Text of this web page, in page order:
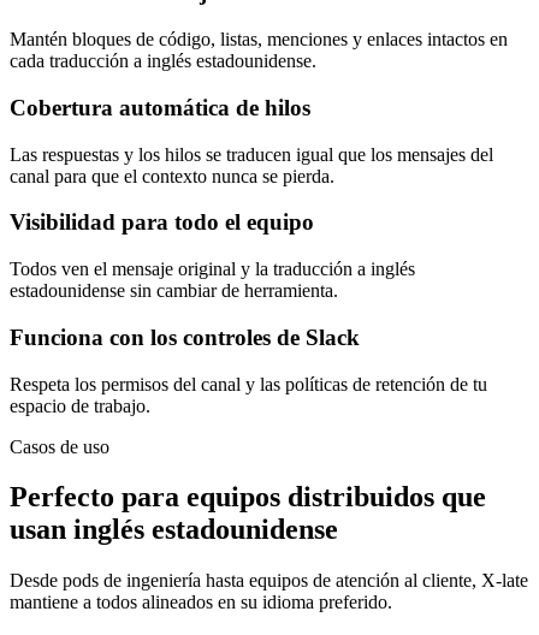
Mantén bloques de código, listas, menciones y enlaces intactos en
cada traducción a inglés estadounidense.
Cobertura automática de hilos
Las respuestas y los hilos se traducen igual que los mensajes del
canal para que el contexto nunca se pierda.
Visibilidad para todo el equipo
Todos ven el mensaje original y la traducción a inglés
estadounidense sin cambiar de herramienta.
Funciona con los controles de Slack
Respeta los permisos del canal y las políticas de retención de tu
espacio de trabajo.
Casos de uso
Perfecto para equipos distribuidos que
usan inglés estadounidense
Desde pods de ingeniería hasta equipos de atención al cliente, X-late
mantiene a todos alineados en su idioma preferido.